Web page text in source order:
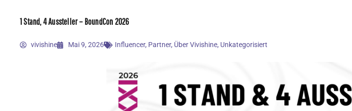
1 Stand, 4 Aussteller – BoundCon 2026
vivishine Mai 9, 2026 Influencer, Partner, Über Vivishine, Unkategorisiert